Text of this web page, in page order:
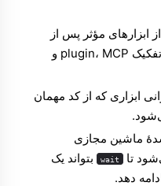
مؤثر پس از
اعمال خط‌مشی عادی ابزار و تفکیک plugin، MCP و
ابزاری که از کد مهمان
ماشین مجازی
wait بتواند یک
دهد.